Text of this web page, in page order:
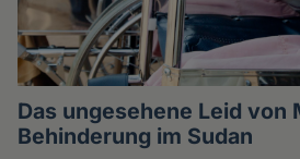
Das ungesehene Leid von
Behinderung im Sudan